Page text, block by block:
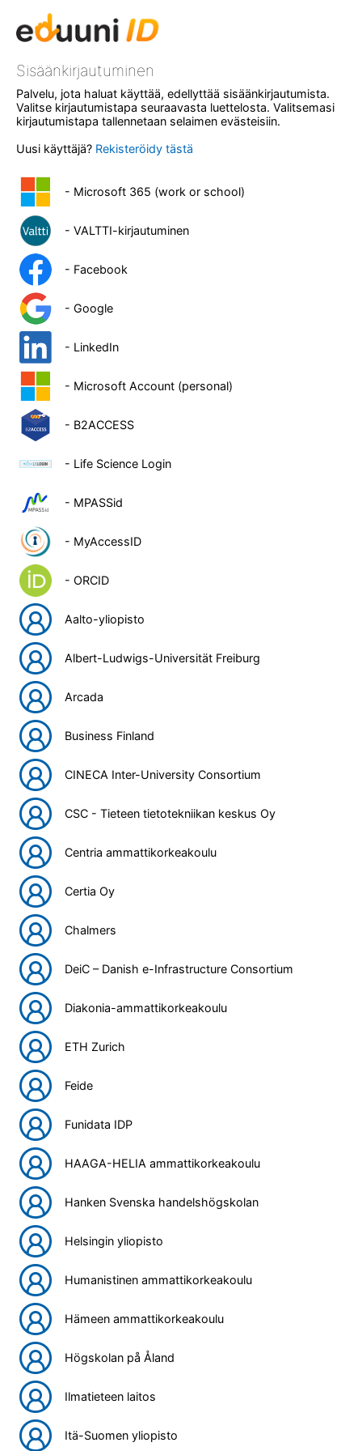
Sisäänkirjautuminen
Palvelu, jota haluat käyttää, edellyttää sisäänkirjautumista.
Valitse kirjautumistapa seuraavasta luettelosta. Valitsemasi
kirjautumistapa tallennetaan selaimen evästeisiin.
Uusi käyttäjä? Rekisteröidy tästä
- Microsoft 365 (work or school)
- VALTTI-kirjautuminen
- Facebook
- Google
- LinkedIn
- Microsoft Account (personal)
- B2ACCESS
- Life Science Login
- MPASSid
- MyAccessID
- ORCID
Aalto-yliopisto
Albert-Ludwigs-Universität Freiburg
Arcada
Business Finland
CINECA Inter-University Consortium
CSC - Tieteen tietotekniikan keskus Oy
Centria ammattikorkeakoulu
Certia Oy
Chalmers
DeiC – Danish e-Infrastructure Consortium
Diakonia-ammattikorkeakoulu
ETH Zurich
Feide
Funidata IDP
HAAGA-HELIA ammattikorkeakoulu
Hanken Svenska handelshögskolan
Helsingin yliopisto
Humanistinen ammattikorkeakoulu
Hämeen ammattikorkeakoulu
Högskolan på Åland
Ilmatieteen laitos
Itä-Suomen yliopisto